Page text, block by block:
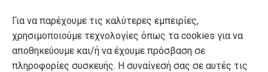
Για να παρέχουμε τις καλύτερες εμπειρίες,
χρησιμοποιούμε τεχνολογίες όπως τα cookies για να
αποθηκεύουμε και/ή να έχουμε πρόσβαση σε
πληροφορίες συσκευής. Η συναίνεσή σας σε αυτές τις